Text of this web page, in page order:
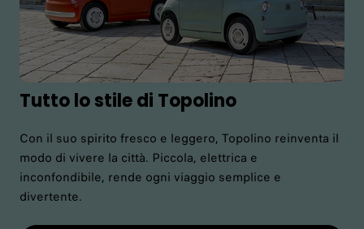
Tutto lo stile di Topolino
Con il suo spirito fresco e leggero, Topolino reinventa il
modo di vivere la città. Piccola, elettrica e
inconfondibile, rende ogni viaggio semplice e
divertente.